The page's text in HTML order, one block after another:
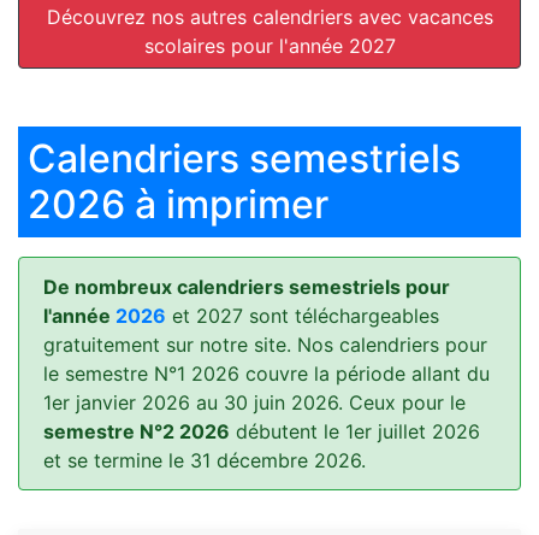
Découvrez nos autres calendriers avec vacances
scolaires pour l'année 2027
Calendriers semestriels
2026 à imprimer
De nombreux calendriers semestriels pour
l'année 2026 et 2027 sont téléchargeables
gratuitement sur notre site. Nos calendriers pour
le semestre N°1 2026 couvre la période allant du
1er janvier 2026 au 30 juin 2026. Ceux pour le
semestre N°2 2026 débutent le 1er juillet 2026
et se termine le 31 décembre 2026.